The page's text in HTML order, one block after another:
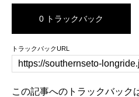
0 トラックバック
トラックバックURL
この記事へのトラックバック